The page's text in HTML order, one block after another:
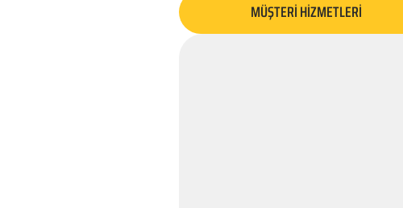
MÜŞTERİ HİZMETLERİ